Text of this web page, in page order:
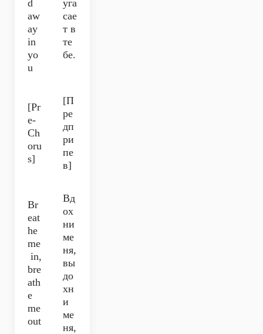
d
aw
ay
in
yo
u
уга
сае
т в
те
бе.
[Pr
e-
Ch
oru
s]
[П
ре
дп
ри
пе
в]
Br
eat
he
me
in,
bre
ath
e
me
out
Вд
ох
ни
ме
ня,
вы
до
хн
и
ме
ня,